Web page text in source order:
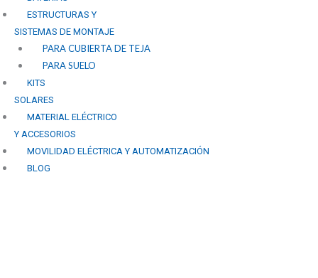
ESTRUCTURAS Y
SISTEMAS DE MONTAJE
PARA CUBIERTA DE TEJA
PARA SUELO
KITS
SOLARES
MATERIAL ELÉCTRICO
Y ACCESORIOS
MOVILIDAD ELÉCTRICA Y AUTOMATIZACIÓN
BLOG